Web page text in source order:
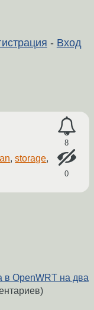
- Вход
8
0
,storage,
в OpenWRT на два